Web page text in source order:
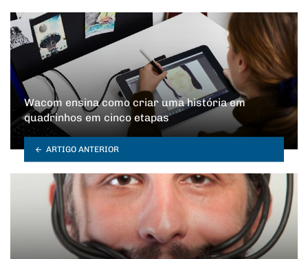
Wacom ensina como criar uma história em
quadrinhos em cinco etapas
ARTIGO ANTERIOR